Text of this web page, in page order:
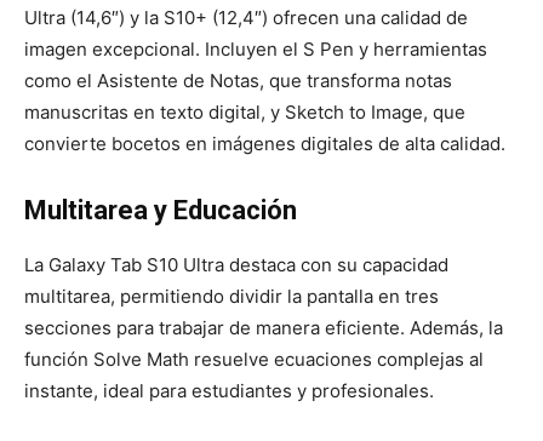
Ultra (14,6″) y la S10+ (12,4″) ofrecen una calidad de
imagen excepcional. Incluyen el S Pen y herramientas
como el Asistente de Notas, que transforma notas
manuscritas en texto digital, y Sketch to Image, que
convierte bocetos en imágenes digitales de alta calidad.
Multitarea y Educación
La Galaxy Tab S10 Ultra destaca con su capacidad
multitarea, permitiendo dividir la pantalla en tres
secciones para trabajar de manera eficiente. Además, la
función Solve Math resuelve ecuaciones complejas al
instante, ideal para estudiantes y profesionales.